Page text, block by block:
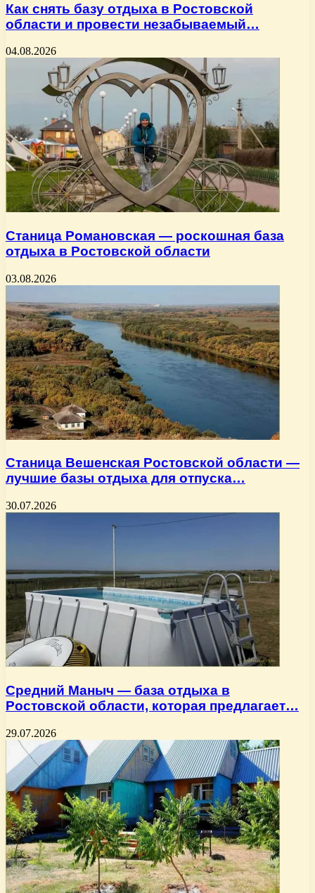
Как снять базу отдыха в Ростовской
области и провести незабываемый…
04.08.2026
Станица Романовская — роскошная база
отдыха в Ростовской области
03.08.2026
Станица Вешенская Ростовской области —
лучшие базы отдыха для отпуска…
30.07.2026
Средний Маныч — база отдыха в
Ростовской области, которая предлагает…
29.07.2026